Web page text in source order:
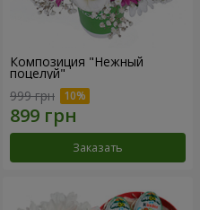
Композиция "Нежный
поцелуй"
999 грн
Заказать